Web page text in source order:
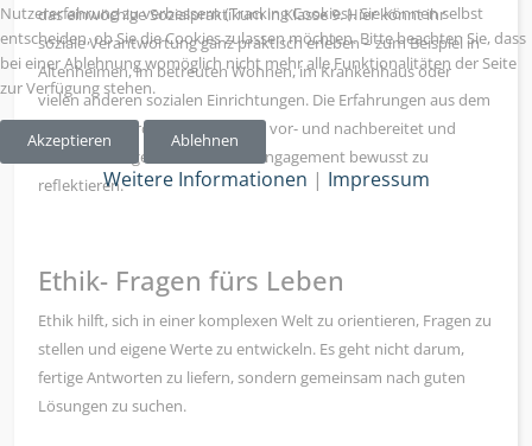
das einwöchige Sozialpraktikum in Klasse 9. Hier könnt ihr
soziale Verantwortung ganz praktisch erleben – zum Beispiel in
Altenheimen, im betreuten Wohnen, im Krankenhaus oder
vielen anderen sozialen Einrichtungen. Die Erfahrungen aus dem
Praktikum werden im Unterricht vor- und nachbereitet und
helfen dabei, gesellschaftliches Engagement bewusst zu
reflektieren.
Ethik- Fragen fürs Leben
Ethik hilft, sich in einer komplexen Welt zu orientieren, Fragen zu
stellen und eigene Werte zu entwickeln. Es geht nicht darum,
fertige Antworten zu liefern, sondern gemeinsam nach guten
Lösungen zu suchen.
Nutzererfahrung zu verbessern (Tracking Cookies). Sie können selbst
entscheiden, ob Sie die Cookies zulassen möchten. Bitte beachten Sie, dass
bei einer Ablehnung womöglich nicht mehr alle Funktionalitäten der Seite
zur Verfügung stehen.
Akzeptieren Ablehnen
Weitere Informationen | Impressum